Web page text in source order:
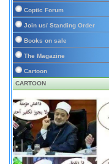
Coptic Forum
Join us/ Standing Order
Books on sale
The Magazine
Cartoon
CARTOON